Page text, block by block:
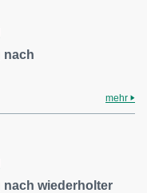
nach
mehr
nach wiederholter